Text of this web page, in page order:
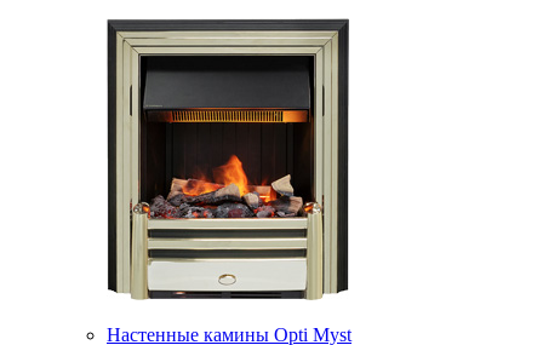
Настенные камины Opti Myst